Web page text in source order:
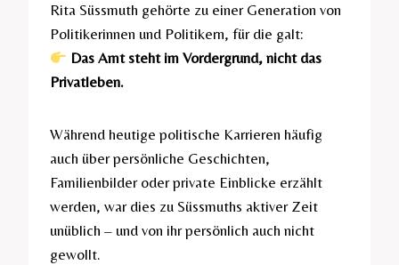
Rita Süssmuth gehörte zu einer Generation von
Politikerinnen und Politikern, für die galt:
Das Amt steht im Vordergrund, nicht das
Privatleben.
Während heutige politische Karrieren häufig
auch über persönliche Geschichten,
Familienbilder oder private Einblicke erzählt
werden, war dies zu Süssmuths aktiver Zeit
unüblich – und von ihr persönlich auch nicht
gewollt.